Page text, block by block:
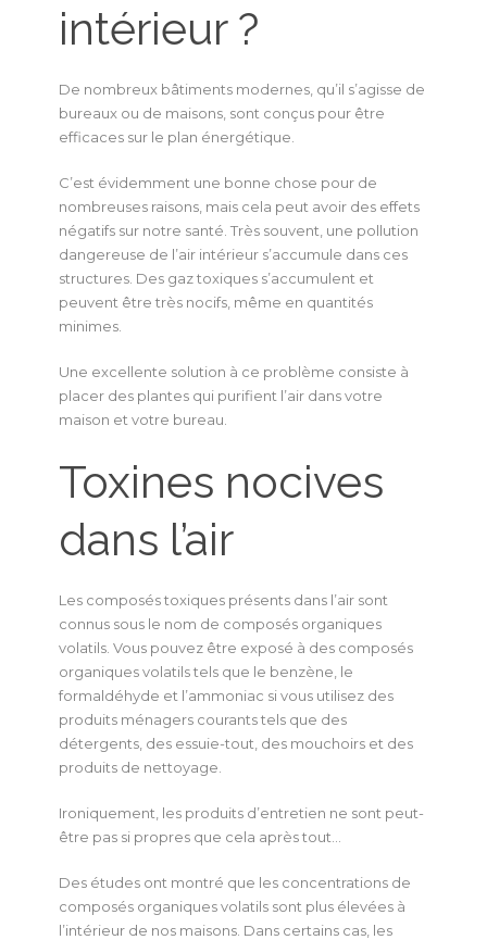
intérieur ?
De nombreux bâtiments modernes, qu’il s’agisse de
bureaux ou de maisons, sont conçus pour être
efficaces sur le plan énergétique.
C’est évidemment une bonne chose pour de
nombreuses raisons, mais cela peut avoir des effets
négatifs sur notre santé. Très souvent, une pollution
dangereuse de l’air intérieur s’accumule dans ces
structures. Des gaz toxiques s’accumulent et
peuvent être très nocifs, même en quantités
minimes.
Une excellente solution à ce problème consiste à
placer des plantes qui purifient l’air dans votre
maison et votre bureau.
Toxines nocives
dans l’air
Les composés toxiques présents dans l’air sont
connus sous le nom de composés organiques
volatils. Vous pouvez être exposé à des composés
organiques volatils tels que le benzène, le
formaldéhyde et l’ammoniac si vous utilisez des
produits ménagers courants tels que des
détergents, des essuie-tout, des mouchoirs et des
produits de nettoyage.
Ironiquement, les produits d’entretien ne sont peut-
être pas si propres que cela après tout…
Des études ont montré que les concentrations de
composés organiques volatils sont plus élevées à
l’intérieur de nos maisons. Dans certains cas, les